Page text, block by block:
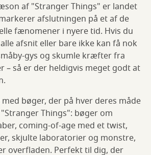
af "Stranger Things" er landet
afslutningen på et af de
fænomener i nyere tid. Hvis du
afsnit eller bare ikke kan få nok
gys og skumle kræfter fra
– så er der heldigvis meget godt at
bøger, der på hver deres måde
Things": bøger om
coming-of-age med et twist,
skjulte laboratorier og monstre,
overfladen. Perfekt til dig, der